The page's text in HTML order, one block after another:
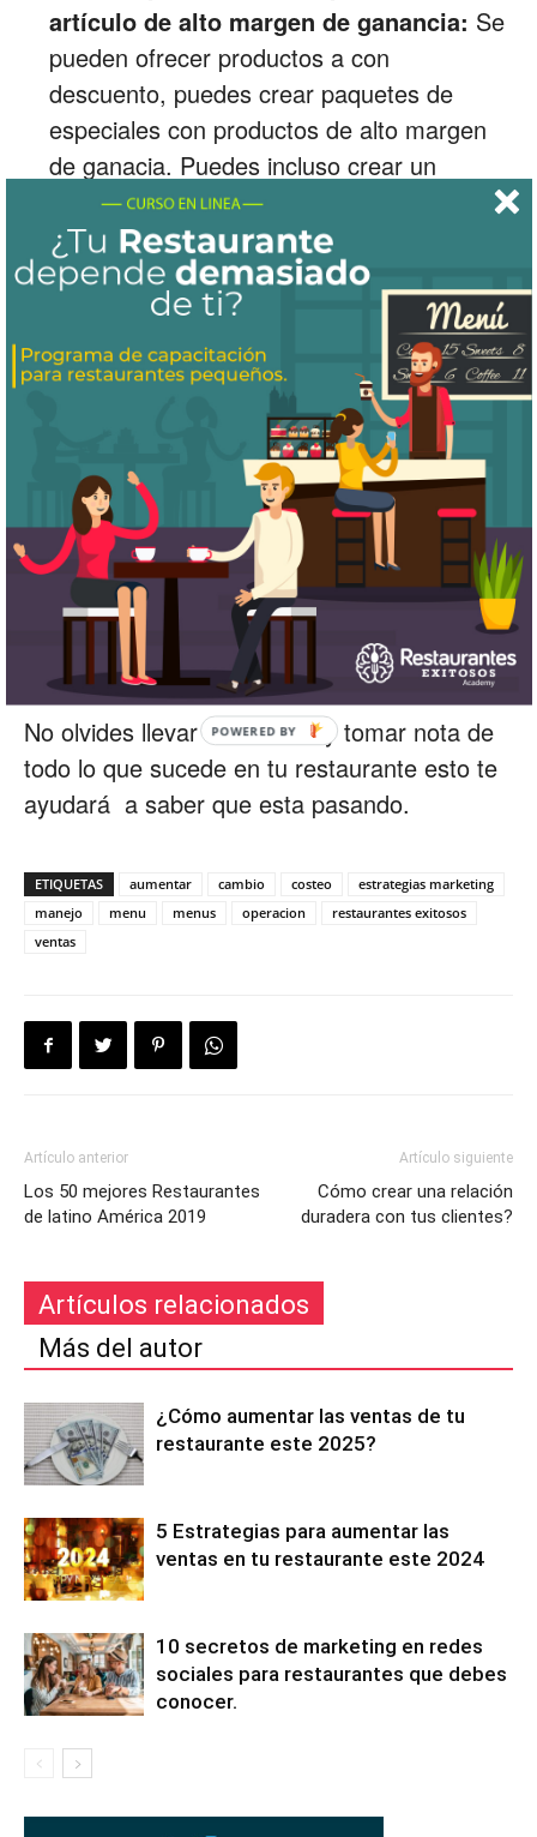
artículo de alto margen de ganancia: Se
pueden ofrecer productos a con
descuento, puedes crear paquetes de
especiales con productos de alto margen
de ganacia. Puedes incluso crear un
programa semanal de ofertas (el jueves es
el día de chimichanga, por ejemplo) para
que los comensales sepan qué esperar y lo
pondrá en su calendario.
Un beneficio añadido de cambiar el menú, el
personal deberá estar emocionado por el
cambio. Considera la posibilidad de darle a tu
personal de cocina una oportunidad para
proponer platillos cuando planees
promociones o vayas hacer una revisión de
menú. Ellos tienen la oportunidad de ser
creativos, que por lo general aumenta la
No olvides llevar tu bitacora y tomar nota de
todo lo que sucede en tu restaurante esto te
ayudará a saber que esta pasando.
ETIQUETAS aumentar cambio costeo
estrategias marketing
manejo
menu menus operacion
restaurantes exitosos
ventas
Artículo anterior
Los 50 mejores Restaurantes
de latino América 2019
Artículo siguiente
Cómo crear una relación
duradera con tus clientes?
Artículos relacionados
Más del autor
¿Cómo aumentar las ventas de tu
restaurante este 2025?
5 Estrategias para aumentar las
ventas en tu restaurante este 2024
10 secretos de marketing en redes
sociales para restaurantes que debes
conocer.